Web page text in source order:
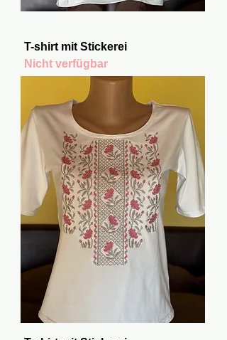
T-shirt mit Stickerei
Nicht verfügbar